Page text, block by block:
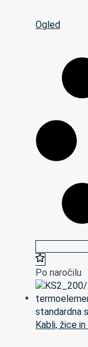
Ogled
Po naročilu
Kabli, žice